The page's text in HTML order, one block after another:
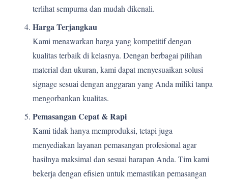
terlihat sempurna dan mudah dikenali.
Harga Terjangkau
Kami menawarkan harga yang kompetitif dengan
kualitas terbaik di kelasnya. Dengan berbagai pilihan
material dan ukuran, kami dapat menyesuaikan solusi
signage sesuai dengan anggaran yang Anda miliki tanpa
mengorbankan kualitas.
Pemasangan Cepat & Rapi
Kami tidak hanya memproduksi, tetapi juga
menyediakan layanan pemasangan profesional agar
hasilnya maksimal dan sesuai harapan Anda. Tim kami
bekerja dengan efisien untuk memastikan pemasangan